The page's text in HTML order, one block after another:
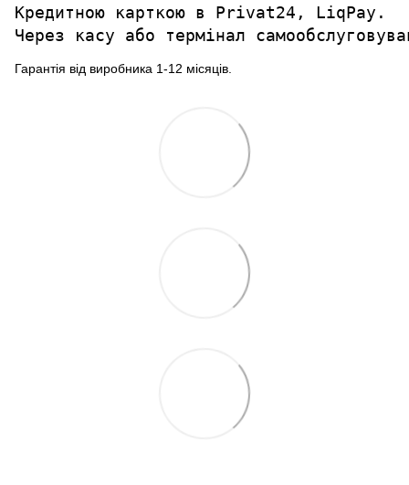
Кредитною карткою в Privat24, LiqPay.
Через касу або термінал
Гарантія від виробника 1-12 місяців.